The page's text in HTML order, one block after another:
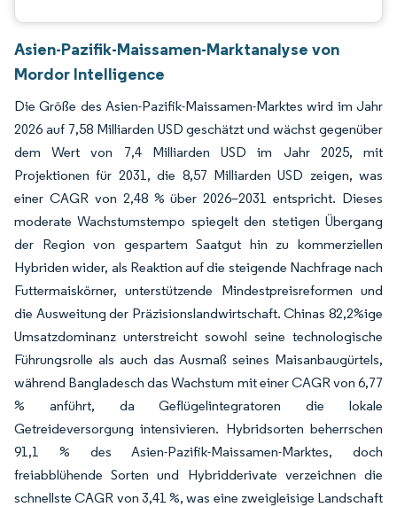
Asien-Pazifik-Maissamen-Marktanalyse von
Mordor Intelligence
Die Größe des Asien-Pazifik-Maissamen-Marktes wird im Jahr
2026 auf 7,58 Milliarden USD geschätzt und wächst gegenüber
dem Wert von 7,4 Milliarden USD im Jahr 2025, mit
Projektionen für 2031, die 8,57 Milliarden USD zeigen, was
einer CAGR von 2,48 % über 2026–2031 entspricht. Dieses
moderate Wachstumstempo spiegelt den stetigen Übergang
der Region von gespartem Saatgut hin zu kommerziellen
Hybriden wider, als Reaktion auf die steigende Nachfrage nach
Futtermaiskörner, unterstützende Mindestpreisreformen und
die Ausweitung der Präzisionslandwirtschaft. Chinas 82,2%ige
Umsatzdominanz unterstreicht sowohl seine technologische
Führungsrolle als auch das Ausmaß seines Maisanbaugürtels,
während Bangladesch das Wachstum mit einer CAGR von 6,77
% anführt, da Geflügelintegratoren die lokale
Getreideversorgung intensivieren. Hybridsorten beherrschen
91,1 % des Asien-Pazifik-Maissamen-Marktes, doch
freiabblühende Sorten und Hybridderivate verzeichnen die
schnellste CAGR von 3,41 %, was eine zweigleisige Landschaft